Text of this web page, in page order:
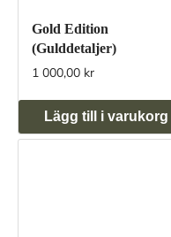
Gold Edition
(Gulddetaljer)
1 000,00 kr
Lägg till i varukorg